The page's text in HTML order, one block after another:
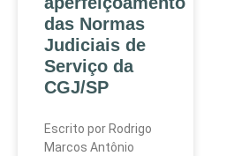
das Normas
Judiciais de
Serviço da
CGJ/SP
Escrito por Rodrigo
Marcos Antônio